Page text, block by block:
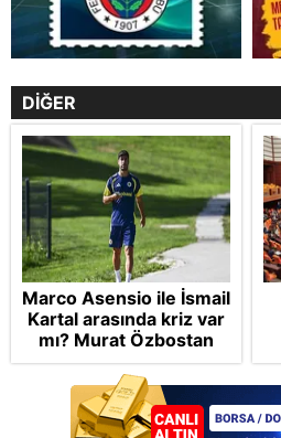
DİĞER
Marco Asensio ile İsmail
Kartal arasında kriz var
mı? Murat Özbostan
analiz etti: Egoları da
yönetmelisiniz